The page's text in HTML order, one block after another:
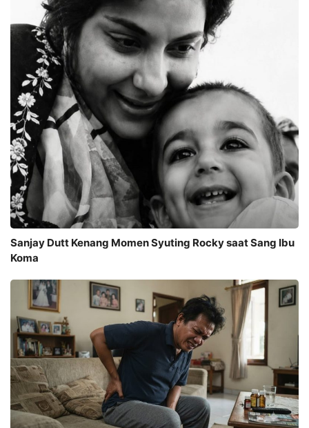
Sanjay Dutt Kenang Momen Syuting Rocky saat Sang Ibu
Koma